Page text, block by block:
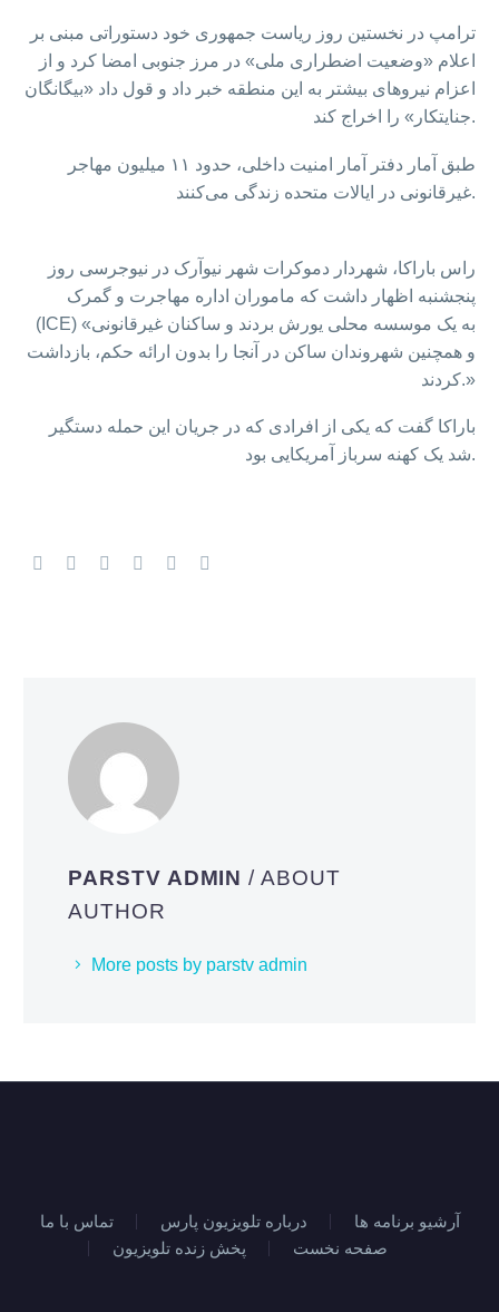
ترامپ در نخستین روز ریاست جمهوری خود دستوراتی مبنی بر
اعلام «وضعیت اضطراری ملی» در مرز جنوبی امضا کرد و از
اعزام نیروهای بیشتر به این منطقه خبر داد و قول داد «بیگانگان
جنایتکار» را اخراج کند.
طبق آمار دفتر آمار امنیت داخلی، حدود ۱۱ میلیون مهاجر
غیرقانونی در ایالات متحده زندگی می‌کنند.
راس باراکا، شهردار دموکرات شهر نیوآرک در نیوجرسی روز
پنجشنبه اظهار داشت که ماموران اداره مهاجرت و گمرک
(ICE) «به یک موسسه محلی یورش بردند و ساکنان غیرقانونی
و همچنین شهروندان ساکن در آنجا را بدون ارائه حکم، بازداشت
کردند.»
باراکا گفت که یکی از افرادی که در جریان این حمله دستگیر
شد یک کهنه سرباز آمریکایی بود.
PARSTV ADMIN/ ABOUT
AUTHOR
More posts by parstv admin
تماس با ما درباره تلویزیون پارس
آرشیو برنامه ها
پخش زنده تلویزیون
صفحه نخست